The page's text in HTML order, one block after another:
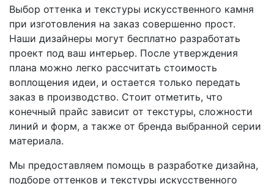
Выбор оттенка и текстуры искусственного камня
при изготовления на заказ совершенно прост.
Наши дизайнеры могут бесплатно разработать
проект под ваш интерьер. После утверждения
плана можно легко рассчитать стоимость
воплощения идеи, и остается только передать
заказ в производство. Стоит отметить, что
конечный прайс зависит от текстуры, сложности
линий и форм, а также от бренда выбранной серии
материала.
Мы предоставляем помощь в разработке дизайна,
подборе оттенков и текстуры искусственного